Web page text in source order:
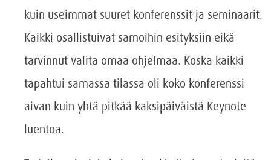
kuin useimmat suuret konferenssit ja seminaarit.
Kaikki osallistuivat samoihin esityksiin eikä
tarvinnut valita omaa ohjelmaa. Koska kaikki
tapahtui samassa tilassa oli koko konferenssi
aivan kuin yhtä pitkää kaksipäiväistä Keynote
luentoa.